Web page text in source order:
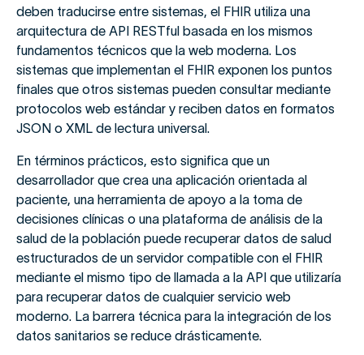
deben traducirse entre sistemas, el FHIR utiliza una
arquitectura de API RESTful basada en los mismos
fundamentos técnicos que la web moderna. Los
sistemas que implementan el FHIR exponen los puntos
finales que otros sistemas pueden consultar mediante
protocolos web estándar y reciben datos en formatos
JSON o XML de lectura universal.
En términos prácticos, esto significa que un
desarrollador que crea una aplicación orientada al
paciente, una herramienta de apoyo a la toma de
decisiones clínicas o una plataforma de análisis de la
salud de la población puede recuperar datos de salud
estructurados de un servidor compatible con el FHIR
mediante el mismo tipo de llamada a la API que utilizaría
para recuperar datos de cualquier servicio web
moderno. La barrera técnica para la integración de los
datos sanitarios se reduce drásticamente.